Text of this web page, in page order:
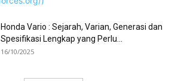
Honda Vario : Sejarah, Varian, Generasi dan
Spesifikasi Lengkap yang Perlu...
16/10/2025